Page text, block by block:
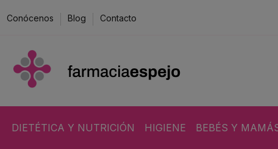
Conócenos Blog Contacto
DIETÉTICA Y NUTRICIÓN HIGIENE BEBÉS Y